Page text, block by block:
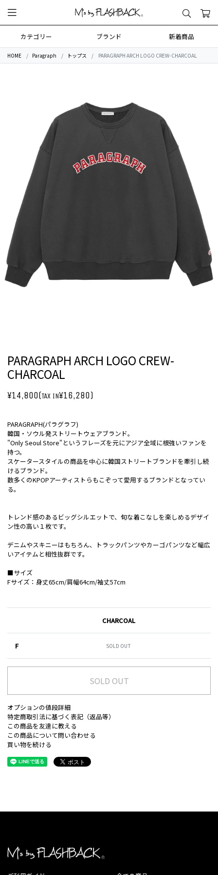
カテゴリー ブランド 新着商品
HOME Paragraph トップス PARAGRAPH ARCH LOGO CREW-CHARCOAL
PARAGRAPH ARCH LOGO CREW-
CHARCOAL
¥14,800(TAX IN¥16,280)
PARAGRAPH(パラグラフ)
韓国・ソウル発ストリートウェアブランド。
"Only Seoul Store"というフレーズを元にアジア全域に根強いファンを
持つ。
スケータースタイルの商品を中心に韓国ストリートブランドを牽引し続
けるブランド。
数多くのKPOPアーティストらもこぞって愛用するブランドとなってい
る。
トレンド感のあるビッグシルエットで、旬な着こなしを楽しめるデザイ
ン性の高い１枚です。
デニムやスキニーはもちろん、トラックパンツやカーゴパンツなど幅広
いアイテムと相性抜群です。
■サイズ
Fサイズ：身丈65cm/肩幅64cm/袖丈57cm
CHARCOAL
F SOLD OUT
SOLD OUT
オプションの値段詳細
特定商取引法に基づく表記（返品等）
この商品を友達に教える
この商品について問い合わせる
買い物を続ける